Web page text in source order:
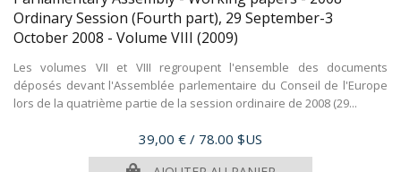
Ordinary Session (Fourth part), 29 September-3
October 2008 - Volume VIII (2009)
Les volumes VII et VIII regroupent l'ensemble des documents
déposés devant l'Assemblée parlementaire du Conseil de l'Europe
lors de la quatrième partie de la session ordinaire de 2008 (29...
Prix
39,00 € / 78.00 $US